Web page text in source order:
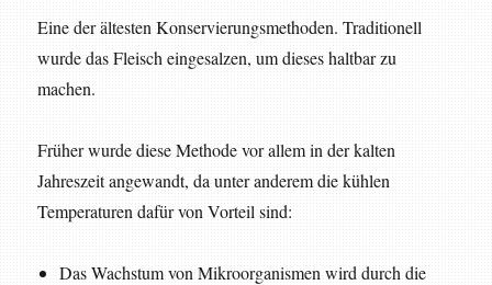
Eine der ältesten Konservierungsmethoden. Traditionell
wurde das Fleisch eingesalzen, um dieses haltbar zu
machen.
Früher wurde diese Methode vor allem in der kalten
Jahreszeit angewandt, da unter anderem die kühlen
Temperaturen dafür von Vorteil sind:
Das Wachstum von Mikroorganismen wird durch die